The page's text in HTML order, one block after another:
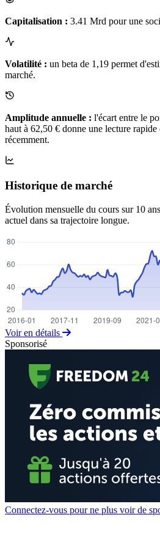
Capitalisation : 3.41 Mrd pour une
Volatilité : un beta de 1,19 permet
marché.
Amplitude annuelle : l'écart entre le
haut à 62,50 € donne une lecture
récemment.
Historique de marché
Évolution mensuelle du cours sur 10
actuel dans sa trajectoire longue.
Voir en détails
Sponsorisé
Connectez-vous pour ne plus voir de